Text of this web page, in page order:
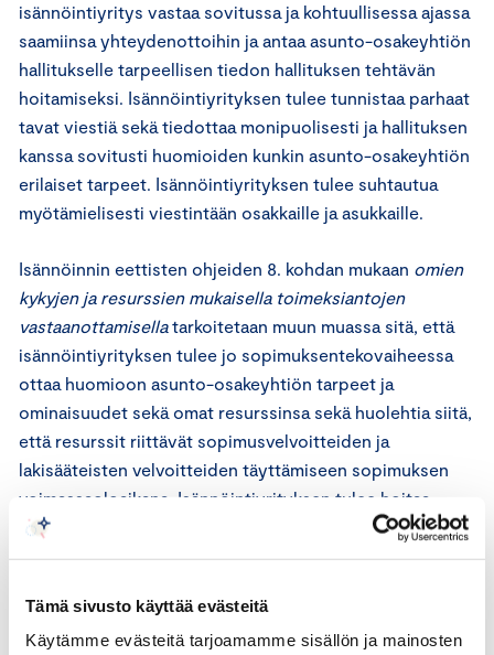
Tämä sivusto käyttää evästeitä
Käytämme evästeitä tarjoamamme sisällön ja mainosten
isännöintiyritys vastaa sovitussa ja kohtuullisessa ajassa
saamiinsa yhteydenottoihin ja antaa asunto-osakeyhtiön
hallitukselle tarpeellisen tiedon hallituksen tehtävän
hoitamiseksi. Isännöintiyrityksen tulee tunnistaa parhaat
tavat viestiä sekä tiedottaa monipuolisesti ja hallituksen
kanssa sovitusti huomioiden kunkin asunto-osakeyhtiön
erilaiset tarpeet. Isännöintiyrityksen tulee suhtautua
myötämielisesti viestintään osakkaille ja asukkaille.
Isännöinnin eettisten ohjeiden 8. kohdan mukaan omien
kykyjen ja resurssien mukaisella toimeksiantojen
vastaanottamisellatarkoitetaan muun muassa sitä, että
isännöintiyrityksen tulee jo sopimuksentekovaiheessa
ottaa huomioon asunto-osakeyhtiön tarpeet ja
ominaisuudet sekä omat resurssinsa sekä huolehtia siitä,
että resurssit riittävät sopimusvelvoitteiden ja
lakisääteisten velvoitteiden täyttämiseen sopimuksen
voimassaoloaikana. Isännöintiyrityksen tulee hoitaa
asunto-osakeyhtiön asiat huolellisesti ja pitää asunto-
osakeyhtiölle antamansa lupaukset.
Isännöinnin eettisten ohjeiden 9. kohdan mukaan
ammattitaitonsa ylläpitämisestä ja kehittämisestä